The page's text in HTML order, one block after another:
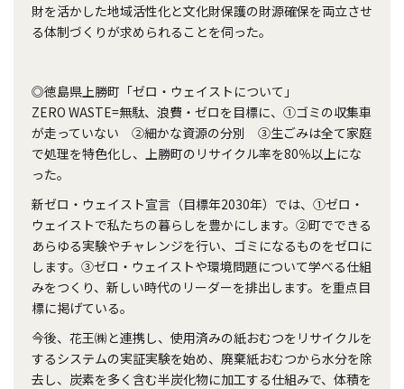
財を活かした地域活性化と文化財保護の財源確保を両立させ
る体制づくりが求められることを伺った。
◎徳島県上勝町「ゼロ・ウェイストについて」
ZERO WASTE=無駄、浪費・ゼロを目標に、①ゴミの収集車
が走っていない ②細かな資源の分別 ③生ごみは全て家庭
で処理を特色化し、上勝町のリサイクル率を80％以上にな
った。
新ゼロ・ウェイスト宣言（目標年2030年）では、①ゼロ・
ウェイストで私たちの暮らしを豊かにします。②町でできる
あらゆる実験やチャレンジを行い、ゴミになるものをゼロに
します。③ゼロ・ウェイストや環境問題について学べる仕組
みをつくり、新しい時代のリーダーを排出します。を重点目
標に掲げている。
今後、花王㈱と連携し、使用済みの紙おむつをリサイクルを
するシステムの実証実験を始め、廃棄紙おむつから水分を除
去し、炭素を多く含む半炭化物に加工する仕組みで、体積を